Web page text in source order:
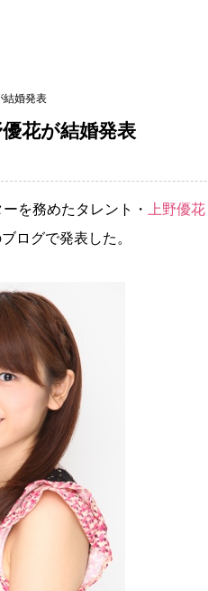
結婚発表
花が結婚発表
を務めたタレント・ 上野優花
ログで発表した。